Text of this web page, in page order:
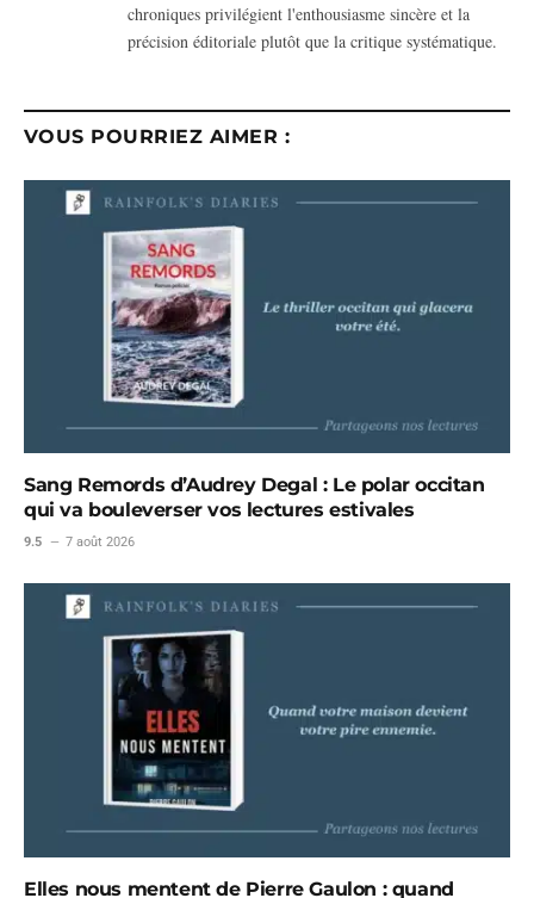
chroniques privilégient l'enthousiasme sincère et la
précision éditoriale plutôt que la critique systématique.
VOUS POURRIEZ AIMER :
Sang Remords d’Audrey Degal : Le polar occitan
qui va bouleverser vos lectures estivales
9.5 7 août 2026
Elles nous mentent de Pierre Gaulon : quand